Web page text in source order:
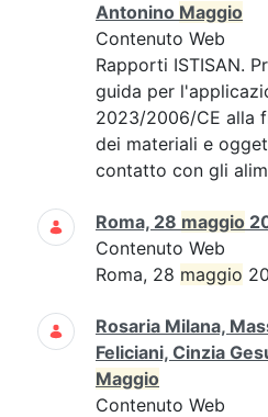
Antonino Maggio
Contenuto Web
Rapporti ISTISAN.
guida per
2023/2006/CE alla
dei materiali e
contatto con gli
Roma, 28 maggio
Contenuto Web
Roma, 28 maggio
Rosaria Milana,
Feliciani, Cinzia
Maggio
Contenuto Web